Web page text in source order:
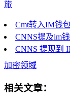
旅
Cmt转入IM钱
CNNS提及im
CNNS 提现到
加密领域
相关文章：